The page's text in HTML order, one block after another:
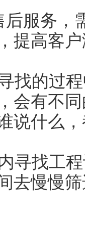
服务，
提高客
找的过
会有不
说什么
寻找工
去慢慢